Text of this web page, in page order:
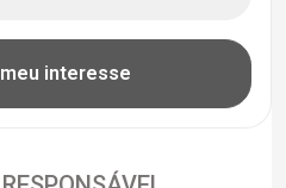
interesse